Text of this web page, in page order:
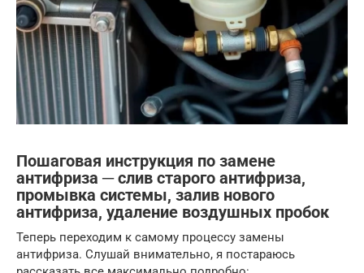
Пошаговая инструкция по замене
антифриза ─ слив старого антифриза,
промывка системы, залив нового
антифриза, удаление воздушных пробок
Теперь переходим к самому процессу замены
антифриза. Слушай внимательно, я постараюсь